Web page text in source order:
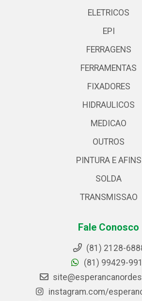
ELETRICOS
EPI
FERRAGENS
FERRAMENTAS
FIXADORES
HIDRAULICOS
MEDICAO
OUTROS
PINTURA E AFINS
SOLDA
TRANSMISSAO
Fale Conosco
(81) 2128-
(81) 99429-
instagram.com/